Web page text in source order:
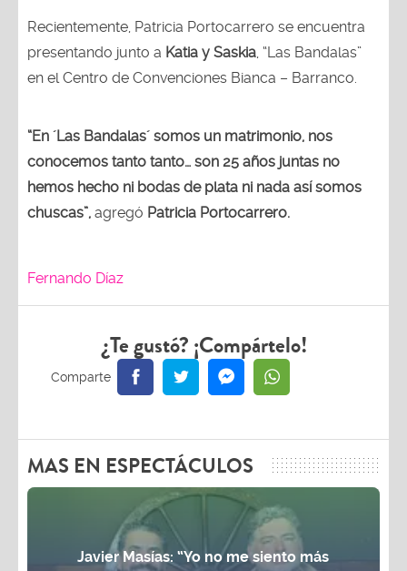
Recientemente, Patricia Portocarrero se encuentra
presentando junto a Katia y Saskia, “Las Bandalas”
en el Centro de Convenciones Bianca – Barranco.
“En ´Las Bandalas´ somos un matrimonio, nos
conocemos tanto tanto… son 25 años juntas no
hemos hecho ni bodas de plata ni nada así somos
chuscas”, agregó Patricia Portocarrero.
Fernando Díaz
¿Te gustó? ¡Compártelo!
MAS EN ESPECTÁCULOS
Javier Masías: “Yo no me siento más